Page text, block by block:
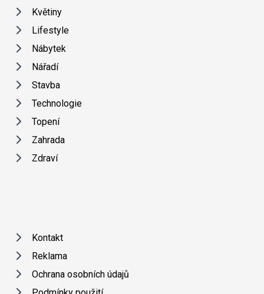
Květiny
Lifestyle
Nábytek
Nářadí
Stavba
Technologie
Topení
Zahrada
Zdraví
Kontakt
Reklama
Ochrana osobních údajů